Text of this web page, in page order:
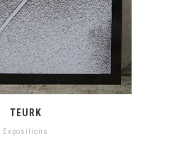
TEURK
Expositions